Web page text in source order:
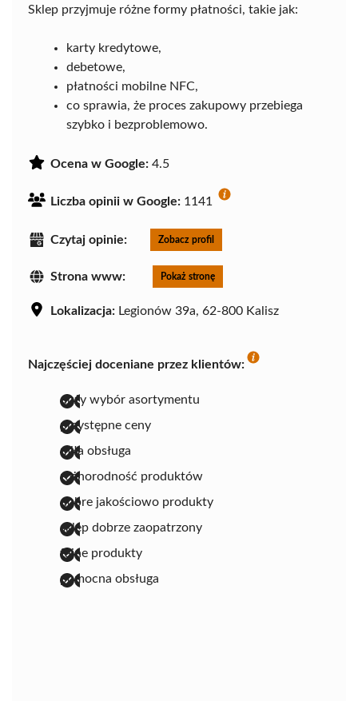
Sklep przyjmuje różne formy płatności, takie jak:
karty kredytowe,
debetowe,
płatności mobilne NFC,
co sprawia, że proces zakupowy przebiega
szybko i bezproblemowo.
Ocena w Google: 4.5
Liczba opinii w Google: 1141
Czytaj opinie: Zobacz profil
Strona www: Pokaż stronę
Lokalizacja: Legionów 39a, 62-800 Kalisz
Najczęściej doceniane przez klientów:
duży wybór asortymentu
przystępne ceny
miła obsługa
różnorodność produktów
dobre jakościowo produkty
sklep dobrze zaopatrzony
fajne produkty
pomocna obsługa